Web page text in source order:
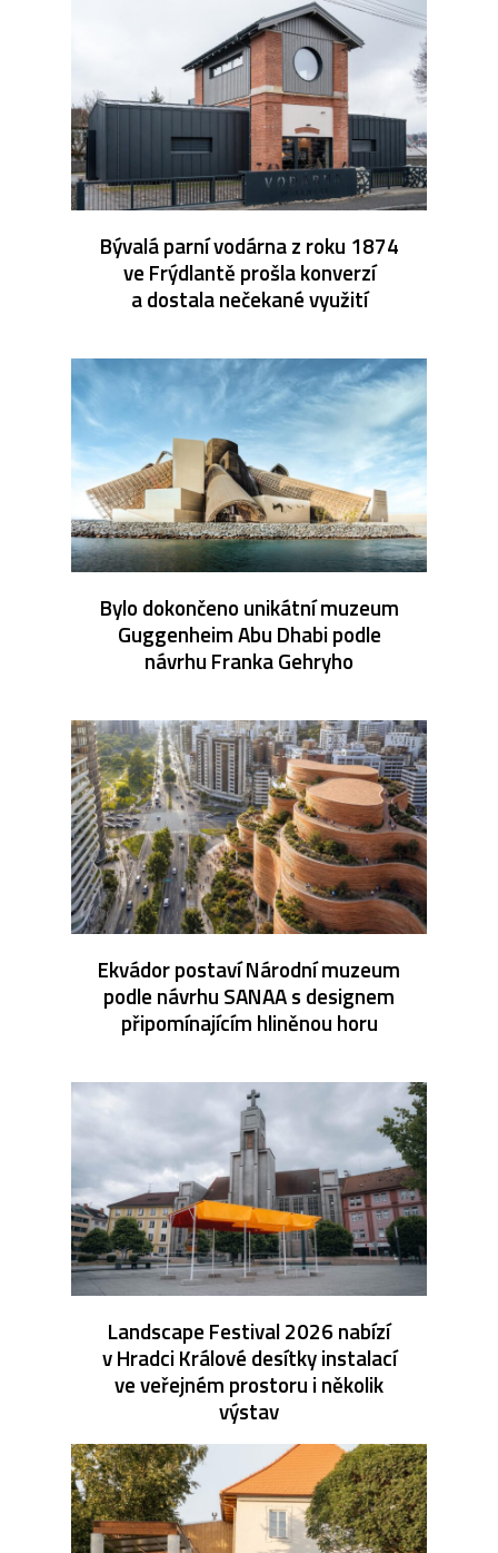
Bývalá parní vodárna z roku 1874
ve Frýdlantě prošla konverzí
a dostala nečekané využití
Bylo dokončeno unikátní muzeum
Guggenheim Abu Dhabi podle
návrhu Franka Gehryho
Ekvádor postaví Národní muzeum
podle návrhu SANAA s designem
připomínajícím hliněnou horu
Landscape Festival 2026 nabízí
v Hradci Králové desítky instalací
ve veřejném prostoru i několik
výstav